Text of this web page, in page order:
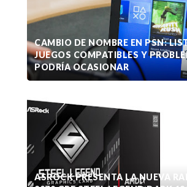
CAMBIO DE NOMBRE EN PSN:
JUEGOS COMPATIBLES Y
PODRÍA OCASIONAR
ASROCK PRESENTA LA NUEVA